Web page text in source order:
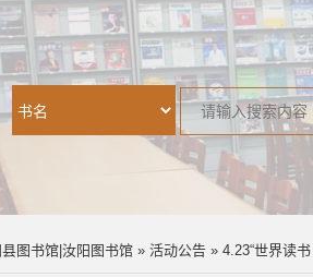
图书馆|汝阳图书馆 » 活动公告 » 4.23“世界读